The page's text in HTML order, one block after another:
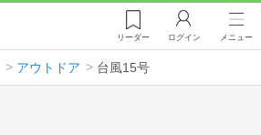
リーダー ログイン メニュー
アウトドア 台風15号